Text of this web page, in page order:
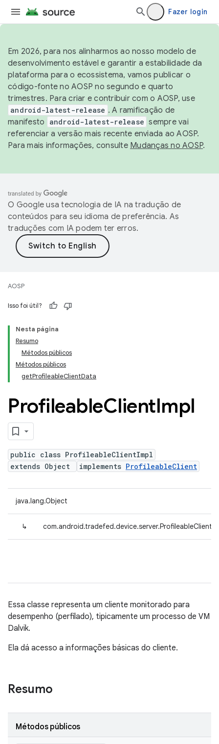
Fazer login
Em 2026, para nos alinharmos ao nosso modelo de
desenvolvimento estável e garantir a estabilidade da
plataforma para o ecossistema, vamos publicar o
código-fonte no AOSP no segundo e quarto
trimestres. Para criar e contribuir com o AOSP, use
android-latest-release . A ramificação de
manifesto
android-latest-release sempre vai
referenciar a versão mais recente enviada ao AOSP.
Para mais informações, consulte Mudanças no AOSP.
O Google usa tecnologia de IA na tradução de
conteúdos para seu idioma de preferência. As
traduções com IA podem ter erros.
AOSP
Isso foi útil?
Nesta página
Resumo
Métodos públicos
Métodos públicos
getProfileableClientData
ProfileableClientImpl
public class ProfileableClientImpl
extends Object
implements ProfileableClient
java.lang.Object
↳
Essa classe representa um cliente monitorado para
desempenho (perfilado), tipicamente um processo de VM
Dalvik.
Ela dá acesso a informações básicas do cliente.
Resumo
Métodos públicos